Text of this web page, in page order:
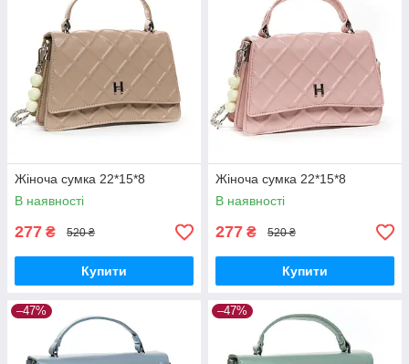
Жіноча сумка 22*15*8
В наявності
277 ₴ 520 ₴
Купити
Жіноча сумка 22*15*8
В наявності
277 ₴ 520 ₴
Купити
–47% –47%